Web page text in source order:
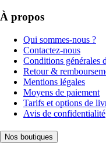
À propos
Qui sommes-nous ?
Contactez-nous
Conditions générales
Retour &
Mentions légales
Moyens de paiement
Tarifs et options de
Avis de confidentialité
Nos boutiques